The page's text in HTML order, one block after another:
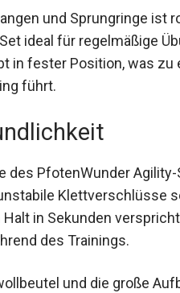
und Sprungringe ist
ideal für regelmäßige
in fester Position, was zu
führt.
des PfotenWunder
Klettverschlüsse
in Sekunden
des Trainings.
und die große